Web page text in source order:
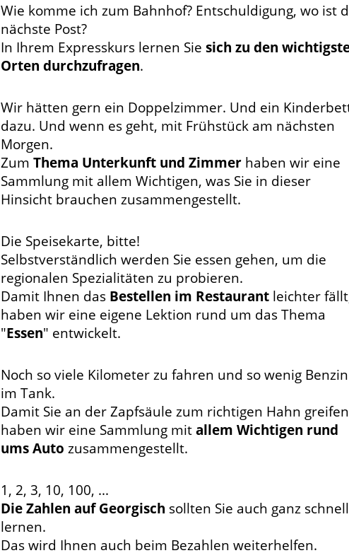
Wie komme ich zum Bahnhof? Entschuldigung, wo ist
nächste Post?
In Ihrem Expresskurs lernen Sie sich zu den
Orten durchzufragen.
Wir hätten gern ein Doppelzimmer. Und ein
dazu. Und wenn es geht, mit Frühstück am nächsten
Morgen.
Zum Thema Unterkunft und Zimmer haben wir eine
Sammlung mit allem Wichtigen, was Sie in dieser
Hinsicht brauchen zusammengestellt.
Die Speisekarte, bitte!
Selbstverständlich werden Sie essen gehen, um die
regionalen Spezialitäten zu probieren.
Damit Ihnen das Bestellen im Restaurant leichter
haben wir eine eigene Lektion rund um das Thema
"Essen" entwickelt.
Noch so viele Kilometer zu fahren und so wenig Benzin
im Tank.
Damit Sie an der Zapfsäule zum richtigen Hahn
haben wir eine Sammlung mit allem Wichtigen rund
ums Auto zusammengestellt.
1, 2, 3, 10, 100, ...
Die Zahlen auf Georgisch sollten Sie auch ganz schnell
lernen.
Das wird Ihnen auch beim Bezahlen weiterhelfen.